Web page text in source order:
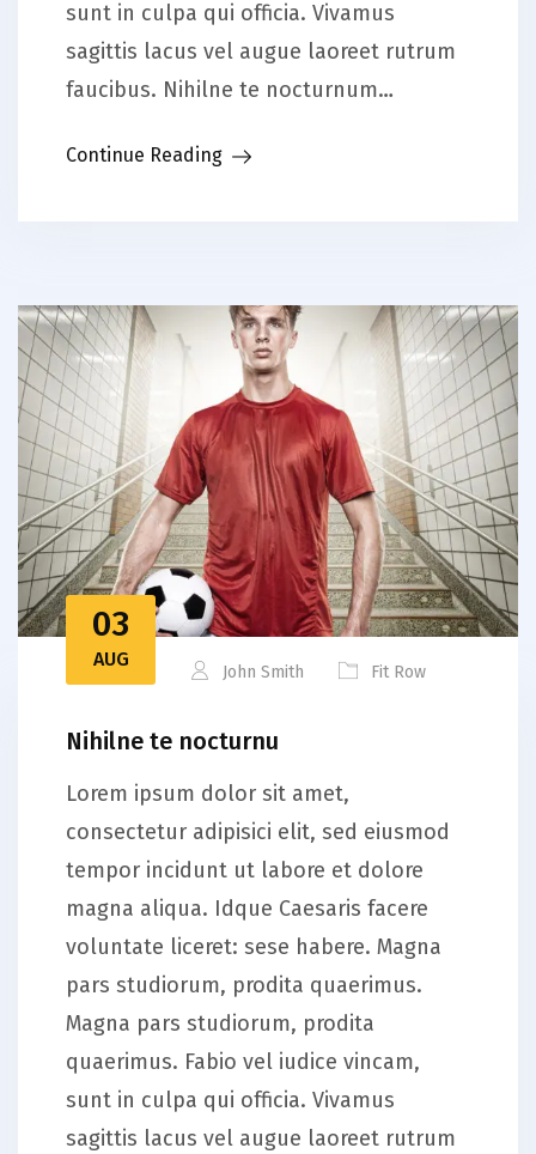
sunt in culpa qui officia. Vivamus
sagittis lacus vel augue laoreet rutrum
faucibus. Nihilne te nocturnum…
Continue Reading
03
AUG
John Smith Fit Row
Nihilne te nocturnu
Lorem ipsum dolor sit amet,
consectetur adipisici elit, sed eiusmod
tempor incidunt ut labore et dolore
magna aliqua. Idque Caesaris facere
voluntate liceret: sese habere. Magna
pars studiorum, prodita quaerimus.
Magna pars studiorum, prodita
quaerimus. Fabio vel iudice vincam,
sunt in culpa qui officia. Vivamus
sagittis lacus vel augue laoreet rutrum